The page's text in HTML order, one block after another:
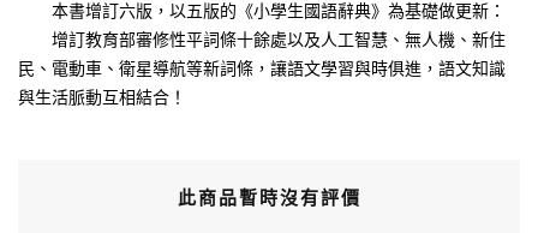
本書增訂六版，以五版的《小學生國語辭典》為基礎做更新：
增訂教育部審修性平詞條十餘處以及人工智慧、無人機、新住
民、電動車、衛星導航等新詞條，讓語文學習與時俱進，語文知識
與生活脈動互相結合！
此商品暫時沒有評價